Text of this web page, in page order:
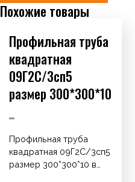
Похожие товары
Профильная труба
квадратная
09Г2С/3сп5
размер 300*300*10
Профильная труба
квадратная 09Г2С/3сп5
размер 300*300*10 в